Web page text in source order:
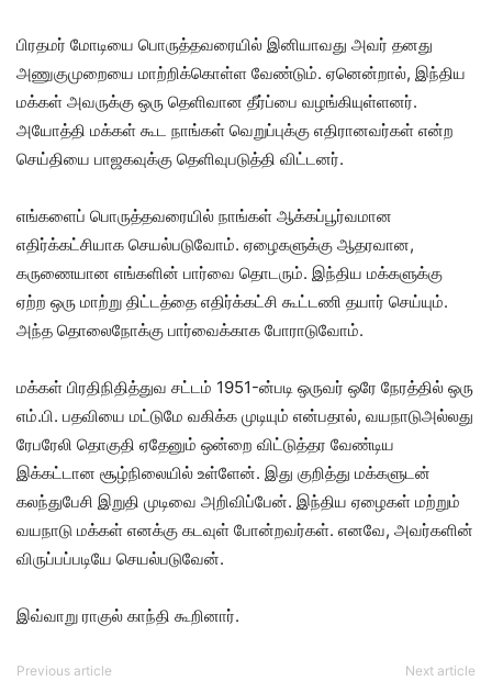
பிரதமர் மோடியை பொருத்தவரையில் இனியாவது அவர் தனது
அணுகுமுறையை மாற்றிக்கொள்ள வேண்டும். ஏனென்றால், இந்திய
மக்கள் அவருக்கு ஒரு தெளிவான தீர்ப்பை வழங்கியுள்ளனர்.
அயோத்தி மக்கள் கூட நாங்கள் வெறுப்புக்கு எதிரானவர்கள் என்ற
செய்தியை பாஜகவுக்கு தெளிவுபடுத்தி விட்டனர்.
எங்களைப் பொருத்தவரையில் நாங்கள் ஆக்கப்பூர்வமான
எதிர்க்கட்சியாக செயல்படுவோம். ஏழைகளுக்கு ஆதரவான,
கருணையான எங்களின் பார்வை தொடரும். இந்திய மக்களுக்கு
ஏற்ற ஒரு மாற்று திட்டத்தை எதிர்க்கட்சி கூட்டணி தயார் செய்யும்.
அந்த தொலைநோக்கு பார்வைக்காக போராடுவோம்.
மக்கள் பிரதிநிதித்துவ சட்டம் 1951-ன்படி ஒருவர் ஒரே நேரத்தில் ஒரு
எம்.பி. பதவியை மட்டுமே வகிக்க முடியும் என்பதால், வயநாடுஅல்லது
ரேபரேலி தொகுதி ஏதேனும் ஒன்றை விட்டுத்தர வேண்டிய
இக்கட்டான சூழ்நிலையில் உள்ளேன். இது குறித்து மக்களுடன்
கலந்துபேசி இறுதி முடிவை அறிவிப்பேன். இந்திய ஏழைகள் மற்றும்
வயநாடு மக்கள் எனக்கு கடவுள் போன்றவர்கள். எனவே, அவர்களின்
விருப்பப்படியே செயல்படுவேன்.
இவ்வாறு ராகுல் காந்தி கூறினார்.
Previous article Next article